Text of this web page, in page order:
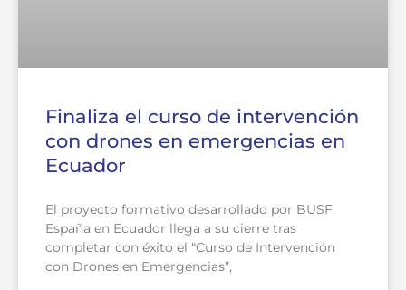
Finaliza el curso de intervención
con drones en emergencias en
Ecuador
El proyecto formativo desarrollado por BUSF
España en Ecuador llega a su cierre tras
completar con éxito el “Curso de Intervención
con Drones en Emergencias”,